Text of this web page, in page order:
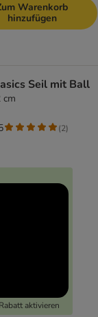
Warenkorb
hinzufügen
Seil mit Ball
aktivieren
(2)